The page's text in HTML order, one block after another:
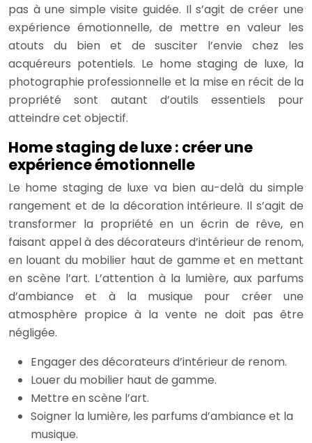
pas à une simple visite guidée. Il s’agit de créer une
expérience émotionnelle, de mettre en valeur les
atouts du bien et de susciter l’envie chez les
acquéreurs potentiels. Le home staging de luxe, la
photographie professionnelle et la mise en récit de la
propriété sont autant d’outils essentiels pour
atteindre cet objectif.
Home staging de luxe : créer une
expérience émotionnelle
Le home staging de luxe va bien au-delà du simple
rangement et de la décoration intérieure. Il s’agit de
transformer la propriété en un écrin de rêve, en
faisant appel à des décorateurs d’intérieur de renom,
en louant du mobilier haut de gamme et en mettant
en scène l’art. L’attention à la lumière, aux parfums
d’ambiance et à la musique pour créer une
atmosphère propice à la vente ne doit pas être
négligée.
Engager des décorateurs d’intérieur de renom.
Louer du mobilier haut de gamme.
Mettre en scène l’art.
Soigner la lumière, les parfums d’ambiance et la
musique.